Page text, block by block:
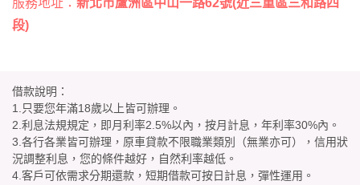
服務地址： 新北市蘆洲區中山一路62號(近三重區三和路四
段)
借款說明：
1.只要您年滿18歲以上皆可辦理。
2.利息法規規定，即月利率2.5%以內，按月計息，年利率30%內。
3.各行各業皆可辦理，原車貸款不限職業類別（無業亦可），信用狀
況調整利息，您的條件越好，自然利率越低。
4.客戶可依需求分期還款，短期借款可按日計息，彈性運用。